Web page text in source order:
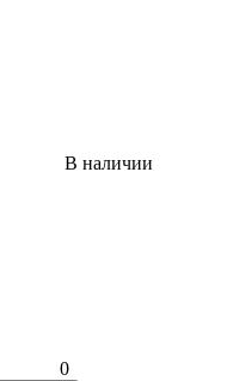
В наличии
0